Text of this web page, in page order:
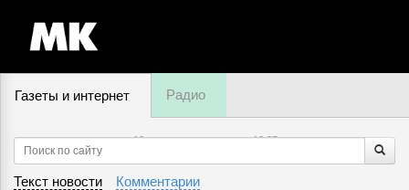
Газеты и интернет Радио
10 августа, понедельник,13:37
Текст новости Комментарии